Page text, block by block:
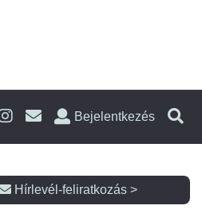
Bejelentkezés
Hírlevél-feliratkozás >